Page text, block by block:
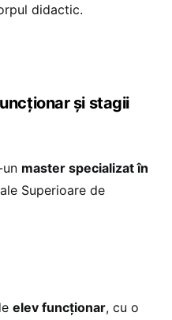
didactic.
și stagii
master specializat în
Superioare de
elev funcționar, cu o